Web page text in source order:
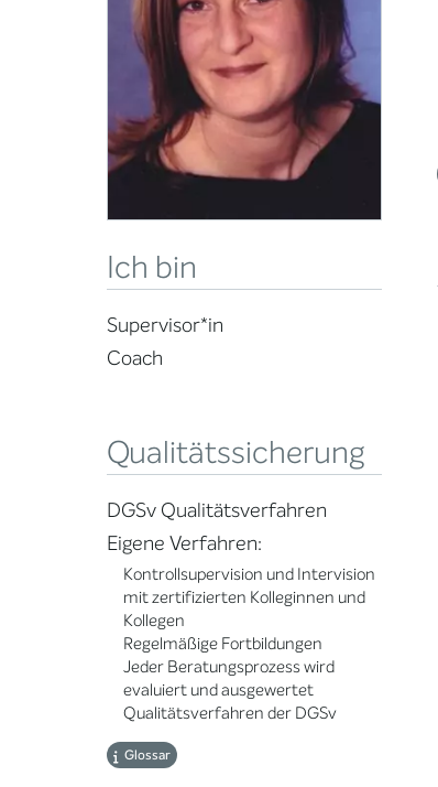
Ich bin
Supervisor*in
Coach
Qualitätssicherung
DGSv Qualitätsverfahren
Eigene Verfahren:
Kontrollsupervision und Intervision
mit zertifizierten Kolleginnen und
Kollegen
Regelmäßige Fortbildungen
Jeder Beratungsprozess wird
evaluiert und ausgewertet
Qualitätsverfahren der DGSv
Glossar